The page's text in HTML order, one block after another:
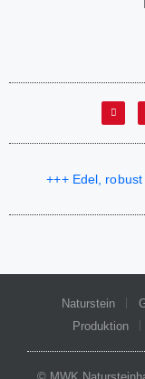
+++ Edel,
Naturstein
Produktion